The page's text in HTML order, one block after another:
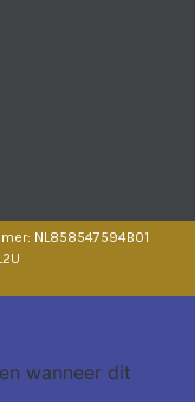
NL858547594B01
wanneer dit